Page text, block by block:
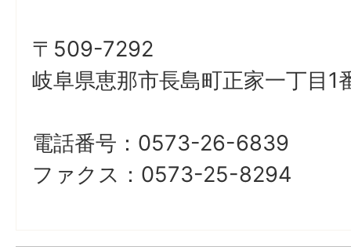
〒509-7292
岐阜県恵那市長島町正家一丁目
電話番号：0573-26-6839
ファクス：0573-25-8294